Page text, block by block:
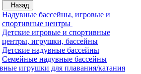
Назад
Надувные бассейны, игровые и
спортивные центры
Детские игровые и спортивные
центры, игрушки, бассейны
Детские надувные бассейны
Семейные надувные бассейны
игрушки для плавания/катания